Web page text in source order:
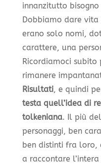
innanzitutto bisogno
Dobbiamo dare
erano solo nomi,
carattere, una
​​Ricordiamoci subito
rimanere
Risultati, e quindi
testa quell’idea di
tolkeniana. Il più
personaggi, ben
ben distinti fra loro,
a raccontare